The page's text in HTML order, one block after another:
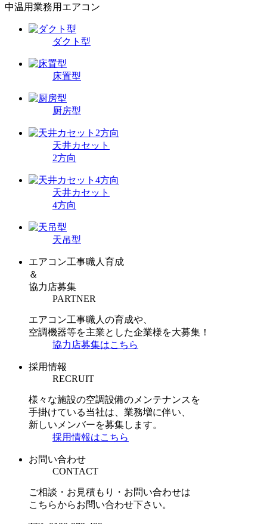
中温用業務用エアコン
ダクト型
床置型
厨房型
天井カセット
2方向
天井カセット
4方向
天吊型
エアコン工事職人育成
＆
協力店募集
PARTNER
エアコン工事職人の育成や、
空調機器等を主業とした企業様を大募集！
協力店募集はこちら
採用情報
RECRUIT
様々な施設の空調設備のメンテナンスを
手掛けている当社は、業務増に伴い、
新しいメンバーを募集します。
採用情報はこちら
お問い合わせ
CONTACT
ご相談・お見積もり・お問い合わせは
こちらからお問い合わせ下さい。